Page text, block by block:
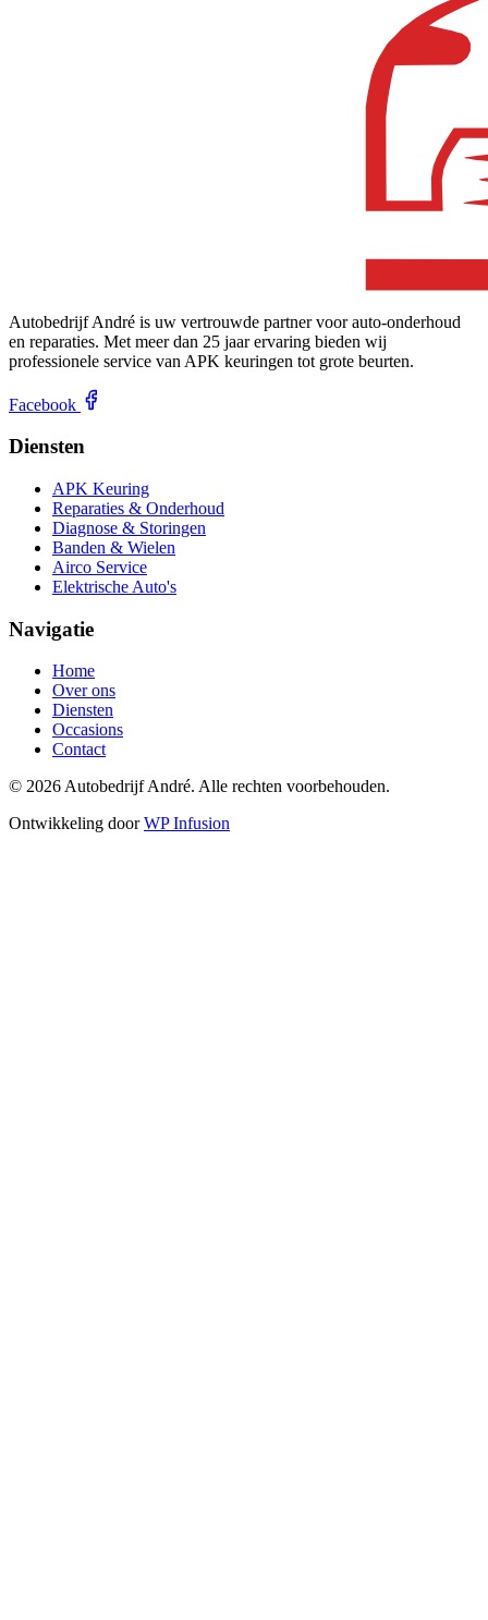
Autobedrijf André is uw vertrouwde partner voor auto-onderhoud
en reparaties. Met meer dan 25 jaar ervaring bieden wij
professionele service van APK keuringen tot grote beurten.
Facebook
Diensten
APK Keuring
Reparaties & Onderhoud
Diagnose & Storingen
Banden & Wielen
Airco Service
Elektrische Auto's
Navigatie
Home
Over ons
Diensten
Occasions
Contact
© 2026 Autobedrijf André. Alle rechten voorbehouden.
Ontwikkeling doorWP Infusion